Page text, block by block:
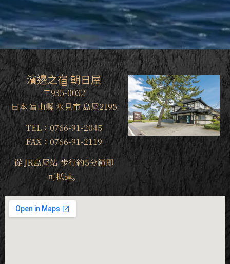
濱邊之宿 朝日屋
〒935-0032
日本 富山縣 氷見市 島尾2195
TEL：0766-91-2045
FAX：0766-91-2119
從 JR島尾站 步行約5分鐘即
可抵達。